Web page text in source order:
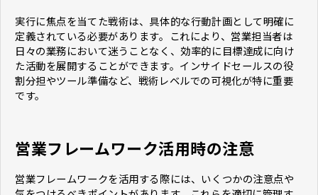
実行に焦点を当てた戦術は、具体的な行動計画として明確に
定義されている必要があります。これにより、営業担当者は
日々の業務において迷うことなく、効率的に目標達成に向け
た活動を展開することができます。インサイドセールスの役
割分担やツール準備など、戦術レベルでの可視化が特に重要
です。
営業フレームワーク活用時の注意
営業フレームワークを活用する際には、いくつかの注意点や